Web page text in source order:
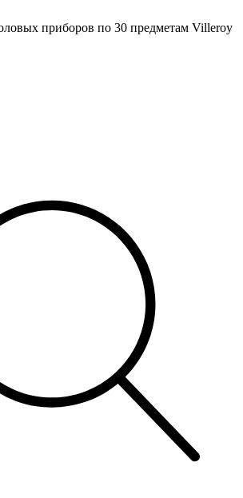
приборов по 30 предметам Villeroy